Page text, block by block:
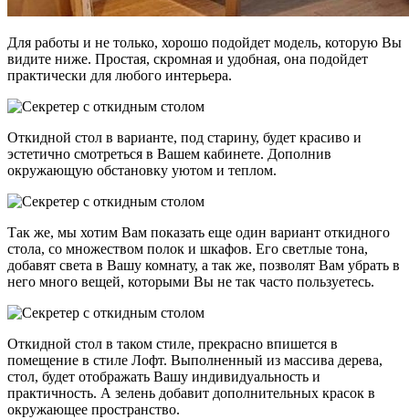
Для работы и не только, хорошо подойдет модель, которую Вы
видите ниже. Простая, скромная и удобная, она подойдет
практически для любого интерьера.
Откидной стол в варианте, под старину, будет красиво и
эстетично смотреться в Вашем кабинете. Дополнив
окружающую обстановку уютом и теплом.
Так же, мы хотим Вам показать еще один вариант откидного
стола, со множеством полок и шкафов. Его светлые тона,
добавят света в Вашу комнату, а так же, позволят Вам убрать в
него много вещей, которыми Вы не так часто пользуетесь.
Откидной стол в таком стиле, прекрасно впишется в
помещение в стиле Лофт. Выполненный из массива дерева,
стол, будет отображать Вашу индивидуальность и
практичность. А зелень добавит дополнительных красок в
окружающее пространство.